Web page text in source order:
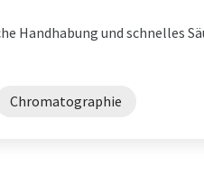
Handhabung und schnelles
Chromatographie